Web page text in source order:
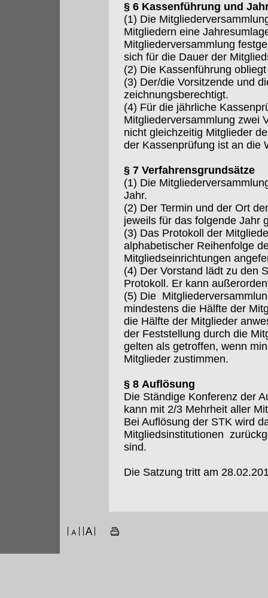
§ 6 Kassenführung und
(1) Die
Mitgliedern eine
Mitgliederversammlung
sich für die Dauer der
(2) Die Kassenführung
(3) Der/die Vorsitzende und
zeichnungsberechtigt.
(4) Für die jährliche
Mitgliederversammlung zwei
nicht gleichzeitig Mitglieder
der Kassenprüfung ist an die
§ 7 Verfahrensgrundsätze
(1) Die
Jahr.
(2) Der Termin und der Ort
jeweils für das folgende Jahr
(3) Das Protokoll der
alphabetischer Reihenfolge
Mitgliedseinrichtungen
(4) Der Vorstand lädt zu den
Protokoll. Er kann
(5) Die
mindestens die Hälfte der
die Hälfte der Mitglieder
der Feststellung durch die
gelten als getroffen, wenn
Mitglieder zustimmen.
§ 8 Auflösung
Die Ständige Konferenz der
kann mit 2/3 Mehrheit aller
Bei Auflösung der STK wird
Mitgliedsinstitutionen
sind.
Die Satzung tritt am